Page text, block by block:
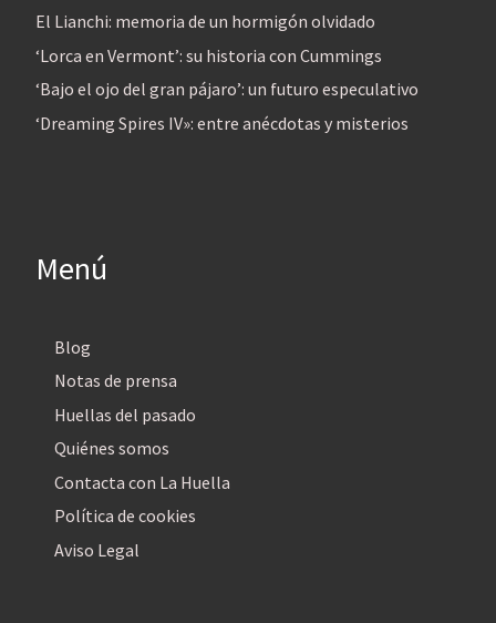
El Lianchi: memoria de un hormigón olvidado
‘Lorca en Vermont’: su historia con Cummings
‘Bajo el ojo del gran pájaro’: un futuro especulativo
‘Dreaming Spires IV»: entre anécdotas y misterios
Menú
Blog
Notas de prensa
Huellas del pasado
Quiénes somos
Contacta con La Huella
Política de cookies
Aviso Legal